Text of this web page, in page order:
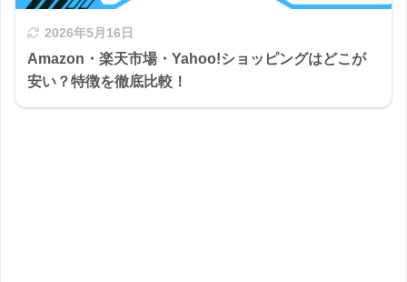
2026年5月16日
Amazon・楽天市場・Yahoo!ショッピングはどこが
安い？特徴を徹底比較！